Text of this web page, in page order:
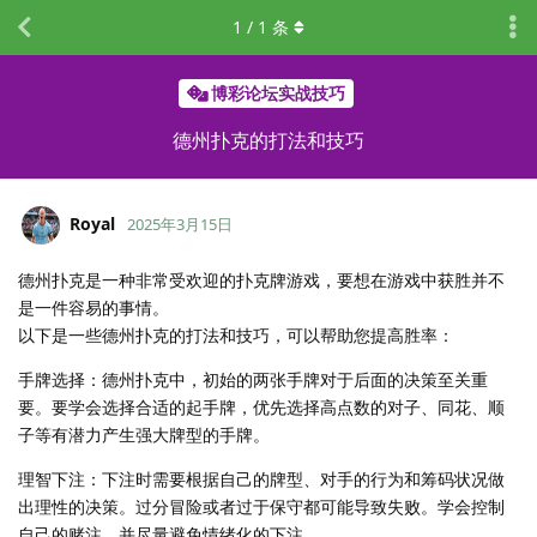
博彩论坛实战技巧
德州扑克的打法和技巧
1 / 1 条
Royal 2025年3月15日
德州扑克是一种非常受欢迎的扑克牌游戏，要想在游戏中获胜并不
是一件容易的事情。
以下是一些德州扑克的打法和技巧，可以帮助您提高胜率：
手牌选择：德州扑克中，初始的两张手牌对于后面的决策至关重
要。要学会选择合适的起手牌，优先选择高点数的对子、同花、顺
子等有潜力产生强大牌型的手牌。
理智下注：下注时需要根据自己的牌型、对手的行为和筹码状况做
出理性的决策。过分冒险或者过于保守都可能导致失败。学会控制